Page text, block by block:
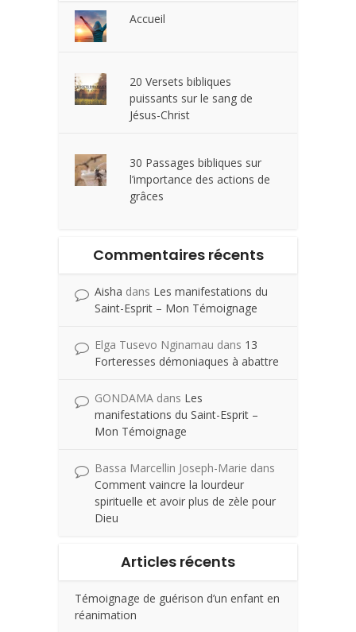
Accueil
20 Versets bibliques
puissants sur le sang de
Jésus-Christ
30 Passages bibliques sur
l’importance des actions de
grâces
Commentaires récents
Aisha dans Les manifestations du
Saint-Esprit – Mon Témoignage
Elga Tusevo Nginamau dans 13
Forteresses démoniaques à abattre
GONDAMA dans Les
manifestations du Saint-Esprit –
Mon Témoignage
Bassa Marcellin Joseph-Marie dans
Comment vaincre la lourdeur
spirituelle et avoir plus de zèle pour
Dieu
Articles récents
Témoignage de guérison d’un enfant en
réanimation